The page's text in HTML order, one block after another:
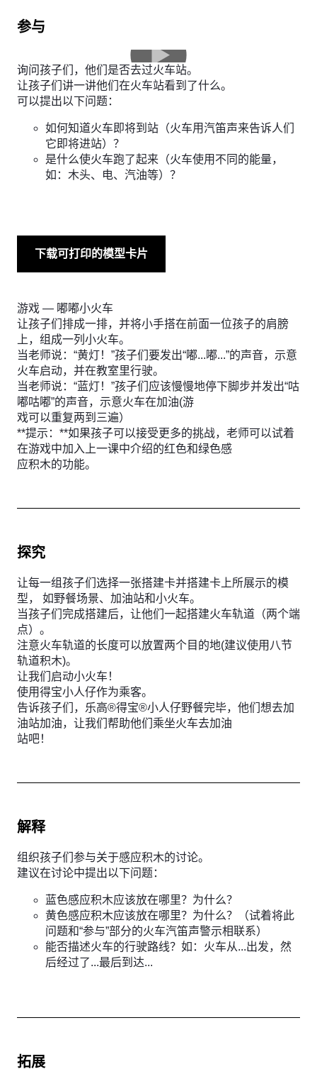
参与
询问孩子们，他们是否去过火车站。
让孩子们讲一讲他们在火车站看到了什么。
可以提出以下问题：
如何知道火车即将到站（火车用汽笛声来告诉人们
它即将进站）？
是什么使火车跑了起来（火车使用不同的能量，
如：木头、电、汽油等）？
下载可打印的模型卡片
游戏 — 嘟嘟小火车
让孩子们排成一排，并将小手搭在前面一位孩子的肩膀
上，组成一列小火车。
当老师说：“黄灯！”孩子们要发出“嘟...嘟...”的声音，示意
火车启动，并在教室里行驶。
当老师说：“蓝灯！”孩子们应该慢慢地停下脚步并发出“咕
嘟咕嘟”的声音，示意火车在加油(游
戏可以重复两到三遍）
**提示：**如果孩子可以接受更多的挑战，老师可以试着
在游戏中加入上一课中介绍的红色和绿色感
应积木的功能。
探究
让每一组孩子们选择一张搭建卡并搭建卡上所展示的模
型， 如野餐场景、加油站和小火车。
当孩子们完成搭建后，让他们一起搭建火车轨道（两个端
点）。
注意火车轨道的长度可以放置两个目的地(建议使用八节
轨道积木)。
让我们启动小火车！
使用得宝小人仔作为乘客。
告诉孩子们，乐高®得宝®小人仔野餐完毕，他们想去加
油站加油，让我们帮助他们乘坐火车去加油
站吧！
解释
组织孩子们参与关于感应积木的讨论。
建议在讨论中提出以下问题：
蓝色感应积木应该放在哪里？为什么？
黄色感应积木应该放在哪里？为什么？（试着将此
问题和“参与”部分的火车汽笛声警示相联系）
能否描述火车的行驶路线？如：火车从...出发，然
后经过了...最后到达...
拓展